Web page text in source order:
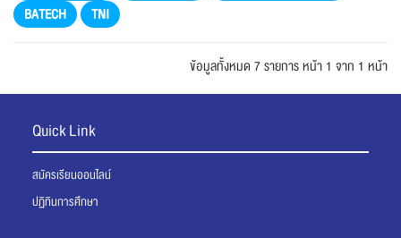
BATECH
TNI
ข้อมูลทั้งหมด 7 รายการหน้า 1 จาก 1 หน้า
Quick Link
สมัครเรียนออนไลน์
ปฏิทินการศึกษา